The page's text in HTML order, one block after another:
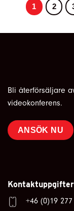
1 2
Bli återförsäljare
videokonferens.
ANSÖK NU
Kontaktuppgifter
+46 (0)19